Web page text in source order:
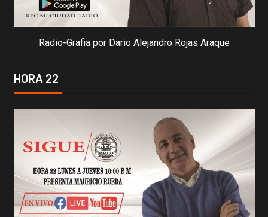
Radio-Grafia por Dario Alejandro Rojas Araque
HORA 22